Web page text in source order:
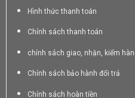
Hình thức thanh toán
Chính sách thanh toán
chính sách giao, nhận, kiểm
Chính sách bảo hành đổi trả
Chính sách hoàn tiền